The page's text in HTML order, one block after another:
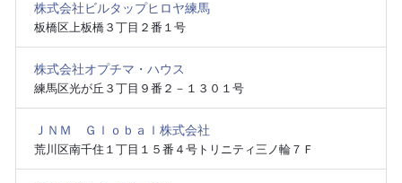
株式会社ビルタップヒロヤ練馬
板橋区上板橋３丁目２番１号
株式会社オプチマ・ハウス
練馬区光が丘３丁目９番２－１３０１号
ＪＮＭ Ｇｌｏｂａｌ株式会社
荒川区南千住１丁目１５番４号トリニティ三ノ輪７Ｆ